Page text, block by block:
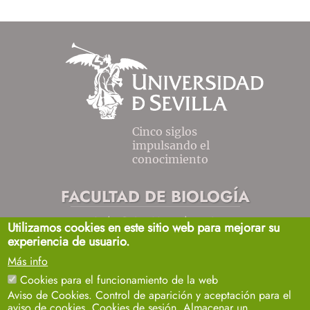
Cinco siglos
impulsando el
conocimiento
FACULTAD DE BIOLOGÍA
Avda. Reina Mercedes, s/n
Sevilla 41012.
Utilizamos cookies en este sitio web para mejorar su
experiencia de usuario.
Más info
Cookies para el funcionamiento de la web
Aviso de Cookies. Control de aparición y aceptación para el